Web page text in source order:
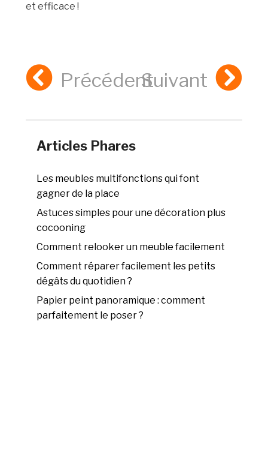
et efficace !
PrécédentSuivant
Articles Phares
Les meubles multifonctions qui font
gagner de la place
Astuces simples pour une décoration plus
cocooning
Comment relooker un meuble facilement
Comment réparer facilement les petits
dégâts du quotidien ?
Papier peint panoramique : comment
parfaitement le poser ?